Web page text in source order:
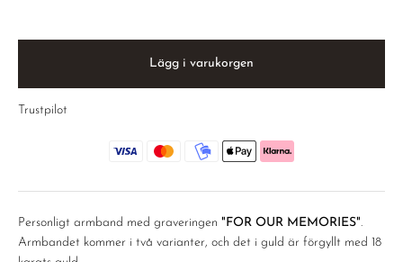
Lägg i varukorgen
Trustpilot
Personligt armband med graveringen "FOR OUR MEMORIES".
Armbandet kommer i två varianter, och det i guld är förgyllt med 18